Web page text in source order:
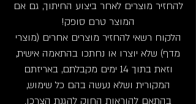
להחזיר מוצרים לאחר ביצוע החיתוך, גם אם
המוצר טרם סופק!
הלקוח רשאי להחזיר מוצרים אחרים (מוצרי
מדף) שלא יוצרו או נחתכו בהתאמה אישית,
וזאת בתוך 14 ימים מקבלתם, באריזתם
המקורית ושלא נעשה בהם כל שימוש,
בהתאם להוראות החוק להגנת הצרכן.